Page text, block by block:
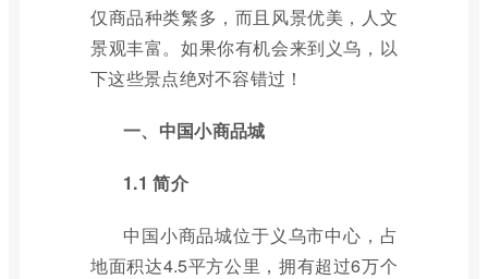
仅商品种类繁多，而且风景优美，人文
景观丰富。如果你有机会来到义乌，以
下这些景点绝对不容错过！
一、中国小商品城
1.1 简介
中国小商品城位于义乌市中心，占
地面积达4.5平方公里，拥有超过6万个